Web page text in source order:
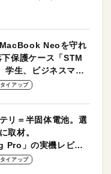
Neoを守れ
保護ケース「STM
生、ビジネスマン
適！
タイアップ
リ＝半固体電池。選
取材。
Pro」の実機レビュ
タイアップ